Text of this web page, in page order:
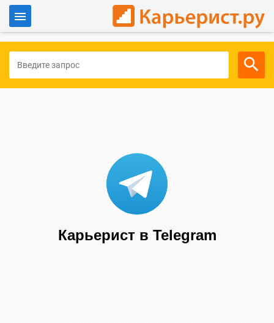
Для работодателей
Карьерист в Telegram